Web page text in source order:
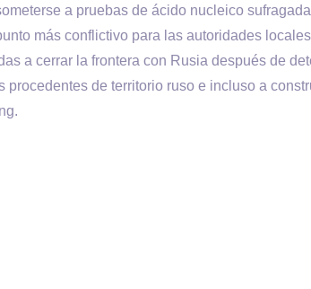
a pruebas de ácido nucleico
más conflictivo para las autoridades
a cerrar la frontera con Rusia después de
de territorio ruso e incluso a